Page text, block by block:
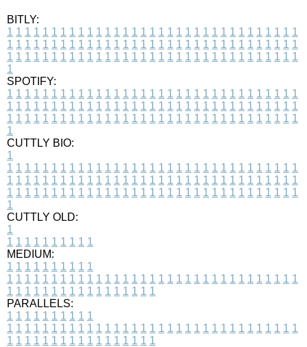
BITLY:
1 1 1 1 1 1 1 1 1 1 1 1 1 1 1 1 1 1 1 1 1 1 1 1 1 1 1 1 1 1 1 1 1
1 1 1 1 1 1 1 1 1 1 1 1 1 1 1 1 1 1 1 1 1 1 1 1 1 1 1 1 1 1 1 1 1
1 1 1 1 1 1 1 1 1 1 1 1 1 1 1 1 1 1 1 1 1 1 1 1 1 1 1 1 1 1 1 1 1
1
SPOTIFY:
1 1 1 1 1 1 1 1 1 1 1 1 1 1 1 1 1 1 1 1 1 1 1 1 1 1 1 1 1 1 1 1 1
1 1 1 1 1 1 1 1 1 1 1 1 1 1 1 1 1 1 1 1 1 1 1 1 1 1 1 1 1 1 1 1 1
1 1 1 1 1 1 1 1 1 1 1 1 1 1 1 1 1 1 1 1 1 1 1 1 1 1 1 1 1 1 1 1 1
1
CUTTLY BIO:
1
1 1 1 1 1 1 1 1 1 1 1 1 1 1 1 1 1 1 1 1 1 1 1 1 1 1 1 1 1 1 1 1 1
1 1 1 1 1 1 1 1 1 1 1 1 1 1 1 1 1 1 1 1 1 1 1 1 1 1 1 1 1 1 1 1 1
1 1 1 1 1 1 1 1 1 1 1 1 1 1 1 1 1 1 1 1 1 1 1 1 1 1 1 1 1 1 1 1 1
1
CUTTLY OLD:
1
1 1 1 1 1 1 1 1 1 1
MEDIUM:
1 1 1 1 1 1 1 1 1 1
1 1 1 1 1 1 1 1 1 1 1 1 1 1 1 1 1 1 1 1 1 1 1 1 1 1 1 1 1 1 1 1 1
1 1 1 1 1 1 1 1 1 1 1 1 1 1 1 1 1
PARALLELS:
1 1 1 1 1 1 1 1 1 1
1 1 1 1 1 1 1 1 1 1 1 1 1 1 1 1 1 1 1 1 1 1 1 1 1 1 1 1 1 1 1 1 1
1 1 1 1 1 1 1 1 1 1 1 1 1 1 1 1 1